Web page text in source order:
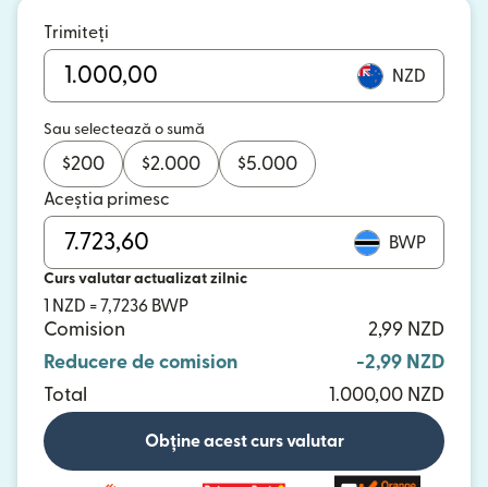
Trimiteți
NZD
Sau selectează o sumă
$200 $2.000 $5.000
Aceștia primesc
BWP
Curs valutar actualizat zilnic
1 NZD = 7,7236 BWP
Comision
2,99 NZD
Reducere de comision
-2,99 NZD
Total
1.000,00 NZD
Obține acest curs valutar